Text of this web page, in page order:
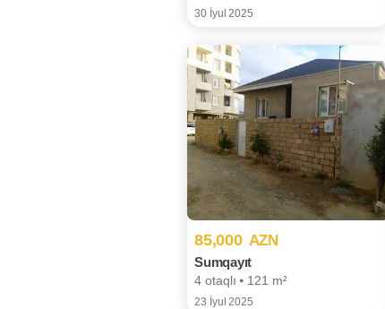
30 İyul 2025
85,000 AZN
Sumqayıt
4 otaqlı ⦁ 121 m²
23 İyul 2025